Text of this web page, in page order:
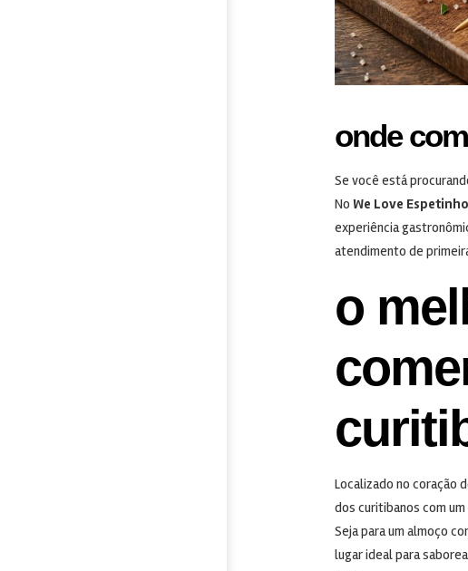
onde
Se você está
No We Love
experiência
atendimento de
o
Localizado no coração
dos curitibanos com
Seja para um almoço
lugar ideal para